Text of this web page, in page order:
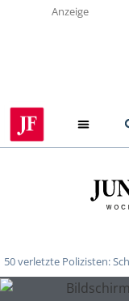
Anzeige
50 verletzte Polizisten: